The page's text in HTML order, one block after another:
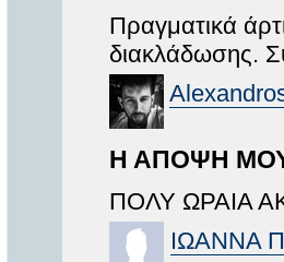
Πραγματικά
διακλάδωσης.
Η ΑΠΟΨΗ
ΠΟΛΥ ΩΡΑΙΑ
ΙΩΑΝΝΑ